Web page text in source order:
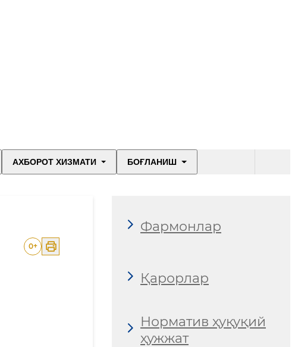
АХБОРОТ ХИЗМАТИ БОҒЛАНИШ
0+
Қонунлар
Фармонлар
Қарорлар
Норматив ҳуқуқий
ҳужжат